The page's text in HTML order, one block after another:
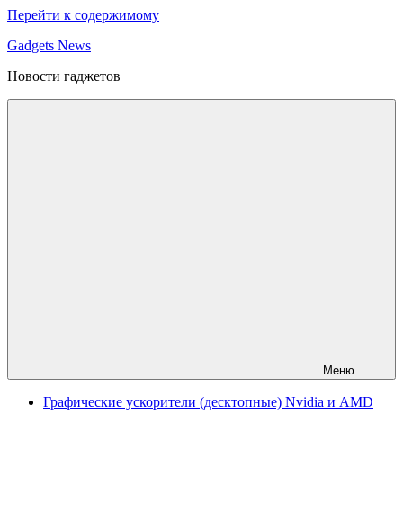
Перейти к содержимому
Gadgets News
Новости гаджетов
Меню
Графические ускорители (десктопные) Nvidia и AMD